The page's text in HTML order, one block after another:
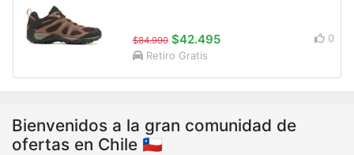
$84.990 $42.495
0
Retiro Gratis
Bienvenidos a la gran comunidad de
ofertas en Chile 🇨🇱